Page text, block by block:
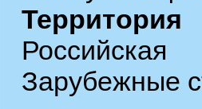
Зарубежные